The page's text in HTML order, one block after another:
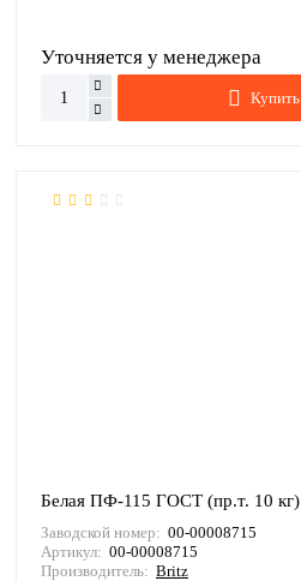
Уточняется у менеджера
Купить
Белая ПФ-115 ГОСТ (пр.т. 10 кг)
Заводской номер: 00-00008715
Артикул: 00-00008715
Производитель: Britz